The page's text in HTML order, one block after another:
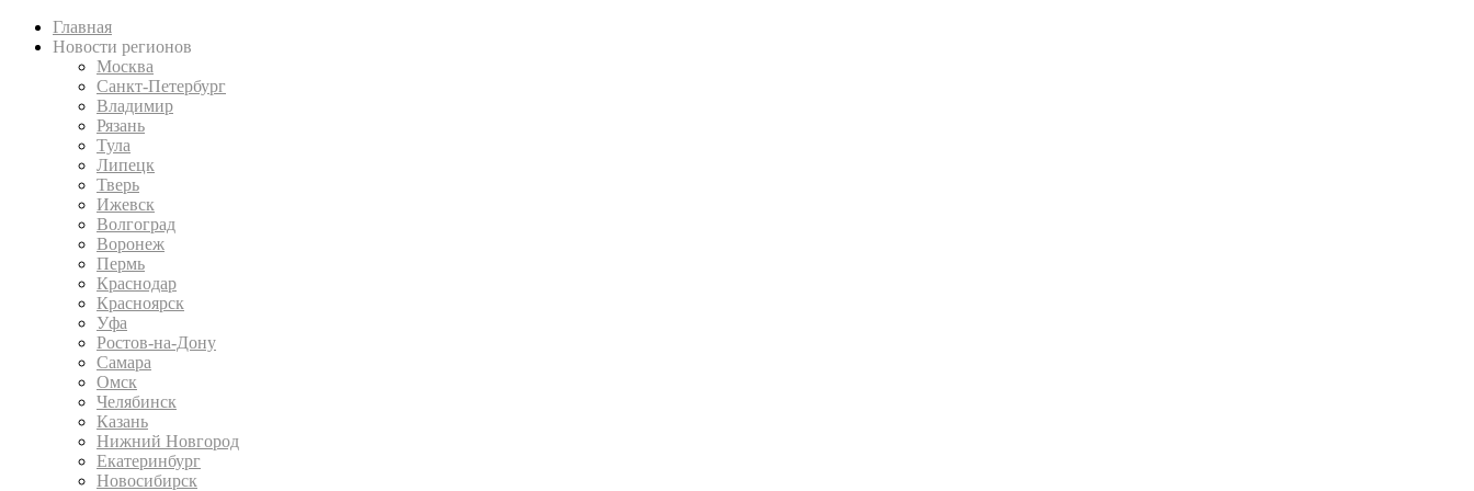
Главная
Новости регионов
Москва
Санкт-Петербург
Владимир
Рязань
Тула
Липецк
Тверь
Ижевск
Волгоград
Воронеж
Пермь
Краснодар
Красноярск
Уфа
Ростов-на-Дону
Самара
Омск
Челябинск
Казань
Нижний Новгород
Екатеринбург
Новосибирск